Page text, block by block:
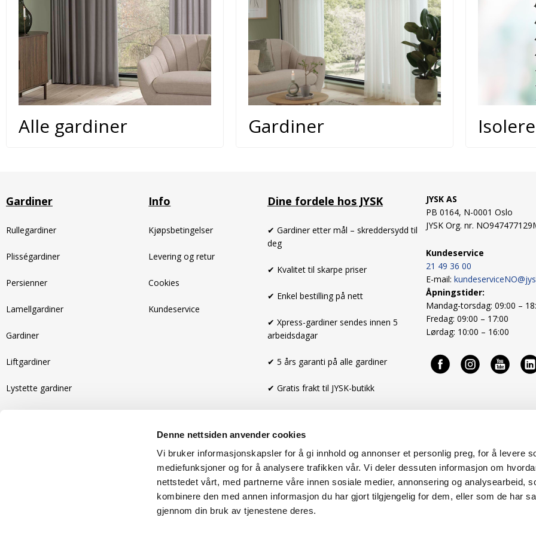
Denne nettsiden anvender cookies
Vi bruker informasjonskapsler for å gi innhold og annonser et personlig preg, for å levere
mediefunksjoner og for å analysere trafikken vår. Vi deler dessuten informasjon om
nettstedet vårt, med partnerne våre innen sosiale medier, annonsering og analysearbeid,
kombinere den med annen informasjon du har gjort tilgjengelig for dem, eller som de har
gjennom din bruk av tjenestene deres.
Alle gardiner Gardiner
Gardiner
Rullegardiner
Plisségardiner
Persienner
Lamellgardiner
Gardiner
Liftgardiner
Lystette gardiner
Info
Kjøpsbetingelser
Levering og retur
Cookies
Kundeservice
Dine fordele hos JYSK
✔ Gardiner etter mål – skreddersydd til
deg
✔ Kvalitet til skarpe priser
✔ Enkel bestilling på nett
✔ Xpress-gardiner sendes innen 5
arbeidsdagar
✔ 5 års garanti på alle gardiner
✔ Gratis frakt til JYSK-butikk
JYSK AS
PB 0164, N-0001 Oslo
JYSK Org. nr.
Kundeservice
21 49 36 00
E-mail:
Åpningstider:
Mandag-torsdag: 09:00 –
Fredag: 09:00 – 17:00
Lørdag: 10:00 – 16:00